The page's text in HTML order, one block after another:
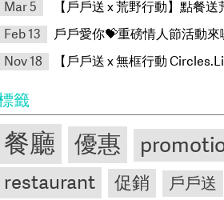
Mar 5
Feb 13
Nov 18
【戶戶送 x 無框行動
籤
餐廳 優惠
restaurant 促銷 戶戶送